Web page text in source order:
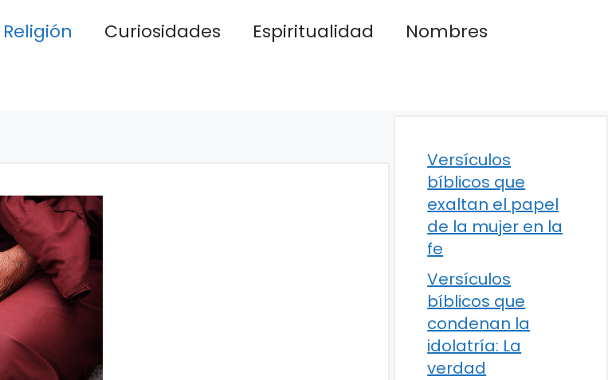
Religión Curiosidades Espiritualidad
Nombres
Versículos
bíblicos que
exaltan el papel
de la mujer en la
fe
Versículos
bíblicos que
condenan la
idolatría: La
verdad